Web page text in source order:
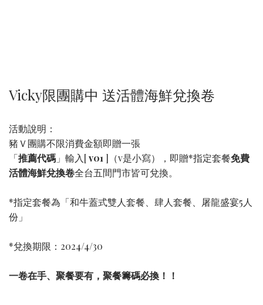
Vicky限團購中 送活體海鮮兌換卷
活動說明：
豬Ｖ團購不限消費金額即贈一張
「推薦代碼 」輸入[v01 ]（v是小寫），即贈*指定套餐免費
活體海鮮兌換卷全台五間門市皆可兌換。
*指定套餐為「和牛蓋式雙人套餐、肆人套餐、屠龍盛宴5人
份」
*兌換期限：2024/4/30
一卷在手、聚餐要有，聚餐籌碼必換！！